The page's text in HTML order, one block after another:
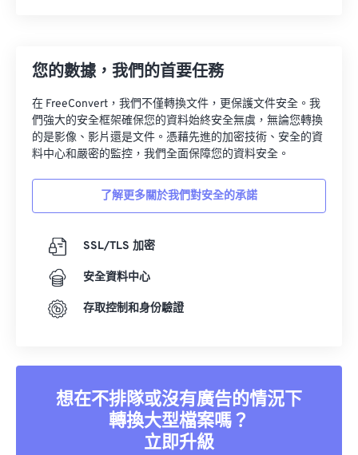
您的數據，我們的首要任務
在 FreeConvert，我們不僅轉換文件，更保護文件安全。我
們強大的安全框架確保您的資料始終安全無虞，無論您轉換
的是影像、影片還是文件。憑藉先進的加密技術、安全的資
料中心和嚴密的監控，我們全面保障您的資料安全。
了解更多關於我們對安全的承諾
SSL/TLS 加密
安全資料中心
存取控制和身份驗證
想在不排隊或沒有廣告的情況下
轉換大型檔案嗎？
立即升級